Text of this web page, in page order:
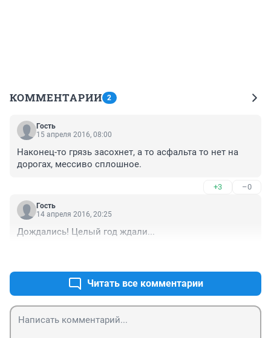
КОММЕНТАРИИ 2
Гость
15 апреля 2016, 08:00
Наконец-то грязь засохнет, а то асфальта то нет на
дорогах, мессиво сплошное.
+3 –0
Гость
14 апреля 2016, 20:25
Дождались! Целый год ждали...
Читать все комментарии